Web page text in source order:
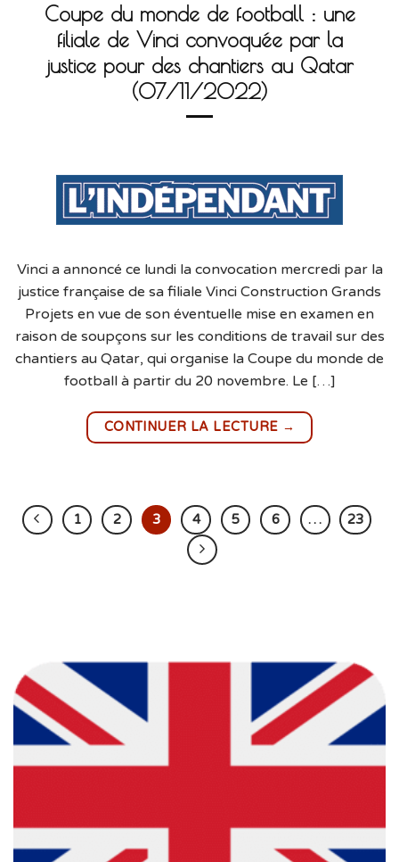
Coupe du monde de football : une
filiale de Vinci convoquée par la
justice pour des chantiers au Qatar
(07/11/2022)
Vinci a annoncé ce lundi la convocation mercredi par la
justice française de sa filiale Vinci Construction Grands
Projets en vue de son éventuelle mise en examen en
raison de soupçons sur les conditions de travail sur des
chantiers au Qatar, qui organise la Coupe du monde de
football à partir du 20 novembre. Le […]
CONTINUER LA LECTURE →
1 2 3 4 5 6 … 23